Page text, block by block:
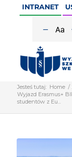
INTRANET
Jesteś tutaj: Home /
Wyjazd Erasmus+
studentów z Eu...